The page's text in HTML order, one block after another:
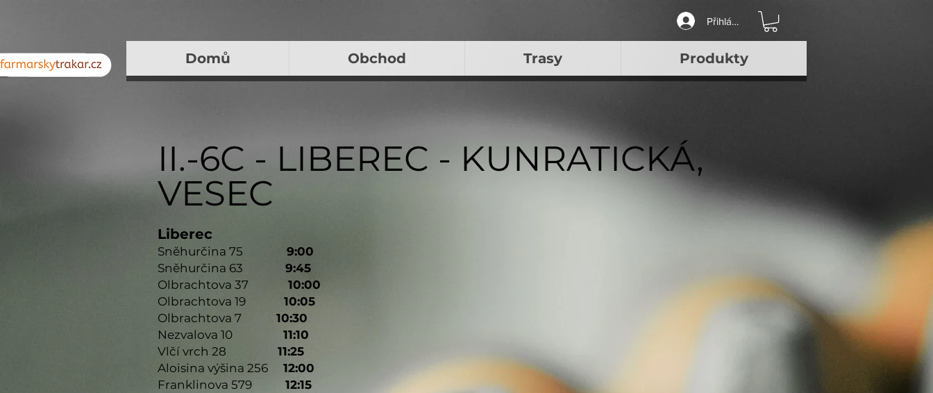
Přihlásit se
Domů Obchod Trasy Produkty
II.-6C - LIBEREC - KUNRATICKÁ,
VESEC
Liberec
Sněhurčina 75
9:00
Sněhurčina 63
9:45
Olbrachtova 37
10:00
Olbrachtova 19
10:05
Olbrachtova 7
10:30
Nezvalova 10
11:10
Vlčí vrch 28
11:25
Aloisina výšina 256
12:00
Franklinova 579 12:15